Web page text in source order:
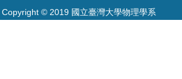
Copyright © 2019 國立臺灣大學物理學系